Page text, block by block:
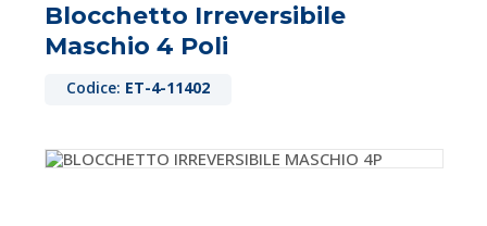
Blocchetto Irreversibile
Maschio 4 Poli
Codice: ET-4-11402